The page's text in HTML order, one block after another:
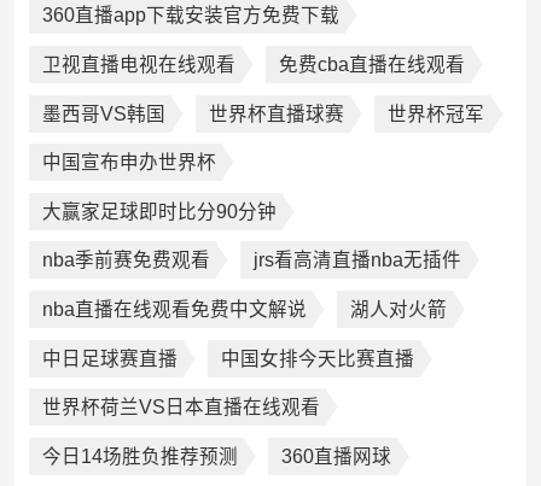
360直播app下载安装官方免费下载
卫视直播电视在线观看 免费cba直播在线观看
墨西哥VS韩国 世界杯直播球赛 世界杯冠军
中国宣布申办世界杯
大赢家足球即时比分90分钟
nba季前赛免费观看 jrs看高清直播nba无插件
nba直播在线观看免费中文解说 湖人对火箭
中日足球赛直播 中国女排今天比赛直播
世界杯荷兰VS日本直播在线观看
今日14场胜负推荐预测 360直播网球